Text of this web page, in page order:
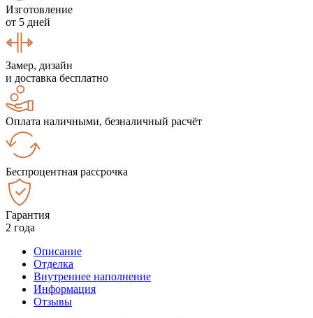
Изготовление
от 5 дней
Замер, дизайн
и доставка бесплатно
Оплата наличными, безналичный расчёт
Беспроцентная рассрочка
Гарантия
2 года
Описание
Отделка
Внутреннее наполнение
Информация
Отзывы